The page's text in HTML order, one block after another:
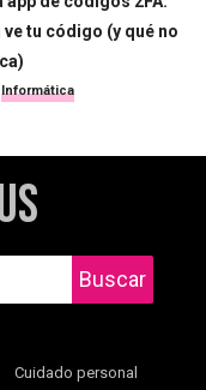
tu código (y qué no
Informática
Buscar
Cuidado personal